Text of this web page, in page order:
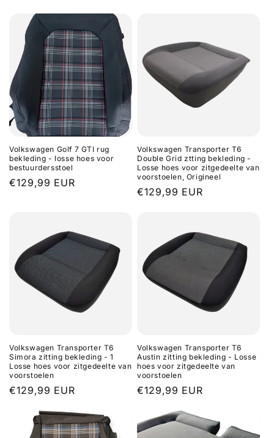
Volkswagen Golf 7 GTI rug
bekleding - losse hoes voor
bestuurdersstoel
Normale
€129,99 EUR
Volkswagen Transporter T6
Double Grid ztting bekleding -
Losse hoes voor zitgedeelte van
voorstoelen, Origineel
Normale
€129,99 EUR
Volkswagen Transporter T6
Simora zitting bekleding - 1
Losse hoes voor zitgedeelte van
voorstoelen
Normale
€129,99 EUR
Volkswagen Transporter T6
Austin zitting bekleding - Losse
hoes voor zitgedeelte van
voorstoelen
Normale
€129,99 EUR